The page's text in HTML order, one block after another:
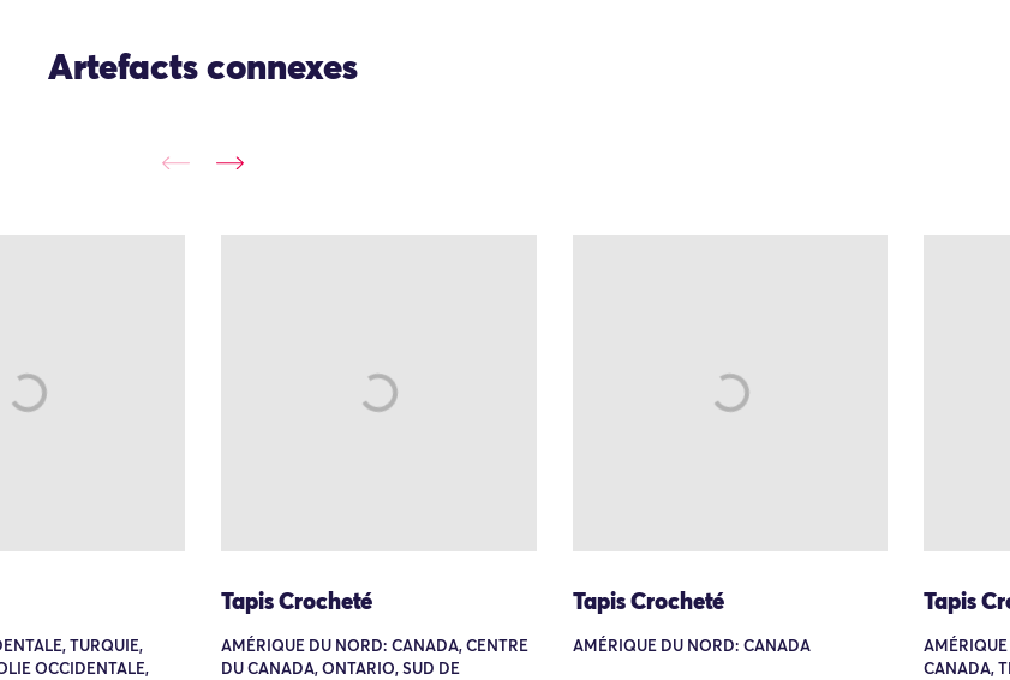
Artefacts connexes
TURQUIE,
OCCIDENTALE,
Tapis Crocheté
AMÉRIQUE DU NORD: CANADA, CENTRE
DU CANADA, ONTARIO, SUD DE
Tapis Crocheté
AMÉRIQUE DU NORD: CANADA
Tapis
CANADA,